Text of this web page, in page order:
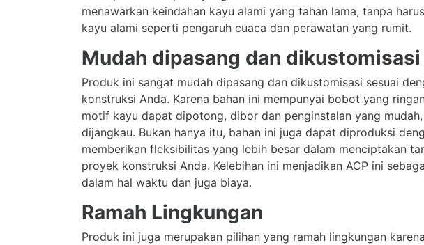
menawarkan keindahan kayu alami yang tahan lama, tanpa
kayu alami seperti pengaruh cuaca dan perawatan yang rumit.
Mudah dipasang dan dikustomisasi
Produk ini sangat mudah dipasang dan dikustomisasi sesuai
konstruksi Anda. Karena bahan ini mempunyai bobot yang
motif kayu dapat dipotong, dibor dan penginstalan yang
dijangkau. Bukan hanya itu, bahan ini juga dapat diproduksi
memberikan fleksibilitas yang lebih besar dalam menciptakan
proyek konstruksi Anda. Kelebihan ini menjadikan ACP ini
dalam hal waktu dan juga biaya.
Ramah Lingkungan
Produk ini juga merupakan pilihan yang ramah lingkungan